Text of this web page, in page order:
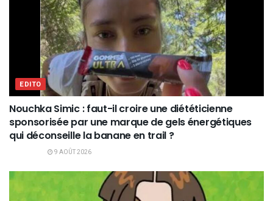
EDITO
Nouchka Simic : faut-il croire une diététicienne
sponsorisée par une marque de gels énergétiques
qui déconseille la banane en trail ?
9 AOÛT 2026